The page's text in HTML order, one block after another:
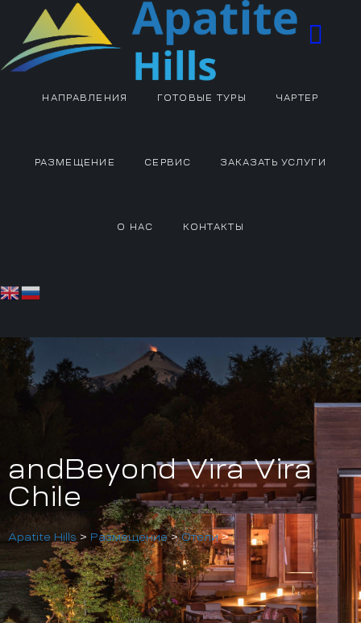
НАПРАВЛЕНИЯ ГОТОВЫЕ ТУРЫ ЧАРТЕР
РАЗМЕЩЕНИЕ СЕРВИС ЗАКАЗАТЬ УСЛУГИ
О НАС КОНТАКТЫ
andBeyond Vira Vira
Chile
Apatite Hills > Размещение>Отели>